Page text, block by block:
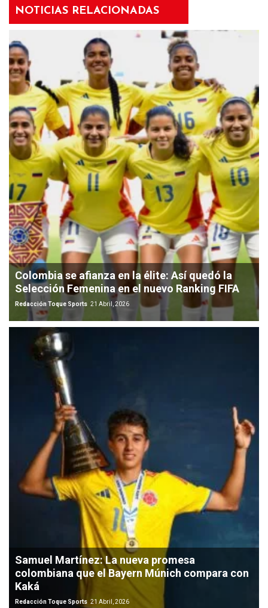
NOTICIAS RELACIONADAS
Colombia se afianza en la élite: Así quedó la
Selección Femenina en el nuevo Ranking FIFA
Redacción Toque Sports 21 Abril, 2026
Samuel Martínez: La nueva promesa
colombiana que el Bayern Múnich compara con
Kaká
Redacción Toque Sports 21 Abril, 2026